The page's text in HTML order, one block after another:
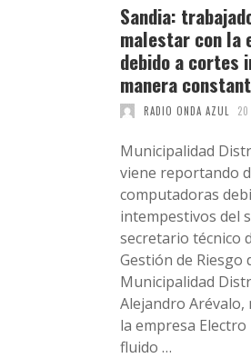
Sandia:
malestar con la
debido a cortes
manera
RADIO ONDA AZUL
Municipalidad
viene reportando
computadoras
intempestivos del
secretario técnico
Gestión de Riesgo
Municipalidad
Alejandro
la empresa
fluido …